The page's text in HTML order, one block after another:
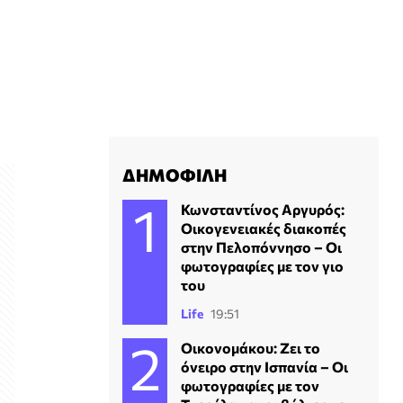
ΔΗΜΟΦΙΛΗ
Κωνσταντίνος Αργυρός:
Οικογενειακές διακοπές
στην Πελοπόννησο – Οι
φωτογραφίες με τον γιο
του
Life 19:51
Οικονομάκου: Ζει το
όνειρο στην Ισπανία – Οι
φωτογραφίες με τον